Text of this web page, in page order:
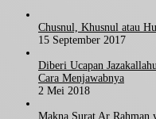
Chusnul, Khusnul atau
15 September 2017
Diberi Ucapan
Cara Menjawabnya
2 Mei 2018
Makna Surat Ar Rahman